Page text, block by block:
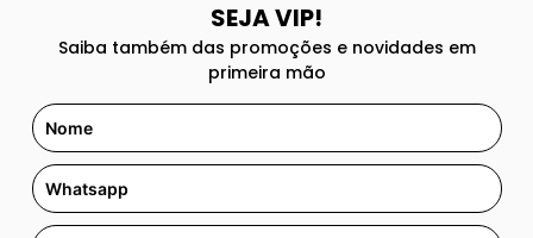
SEJA VIP!
Saiba também das promoções e novidades em
primeira mão